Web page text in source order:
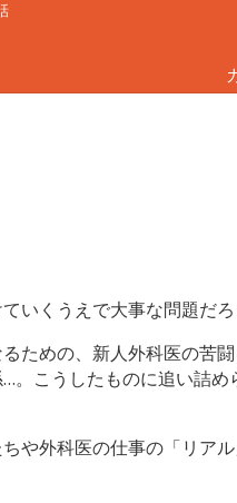
いくうえで大事な問題だろ
ための、新人外科医の苦
。こうしたものに追い詰
や外科医の仕事の「リア